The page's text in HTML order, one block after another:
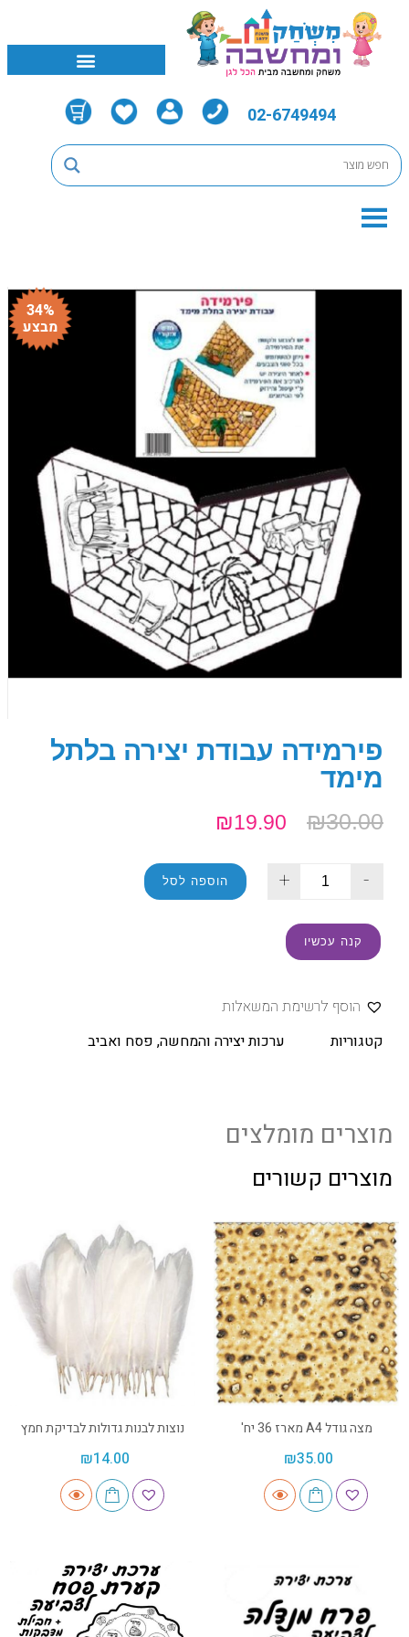
02-6749494
34%
מבצע
פירמידה עבודת יצירה בלתל
מימד
₪30.00
₪19.90
-
+ הוספה לסל
קנה עכשיו
הוסף לרשימת המשאלות
קטגוריות
ערכות יצירה והמחשה, פסח ואביב
מוצרים מומלצים
מוצרים קשורים
מצה גודל A4 מארז 36 יח'
₪35.00
נוצות לבנות גדולות לבדיקת חמץ
₪14.00